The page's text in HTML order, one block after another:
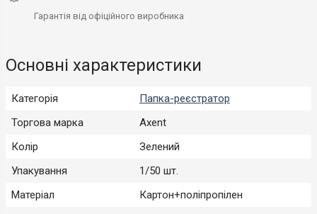
Гарантія від офіційного виробника
Основні характеристики
Категорія
Папка-реєстратор
Торгова марка
Axent
Колір
Зелений
Упакування
1/50 шт.
Матеріал
Картон+поліпропілен